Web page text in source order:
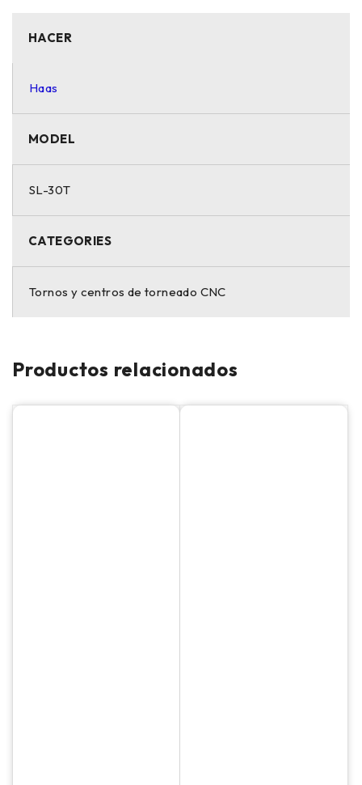
HACER
Haas
MODEL
SL-30T
CATEGORIES
Tornos y centros de torneado CNC
Productos relacionados